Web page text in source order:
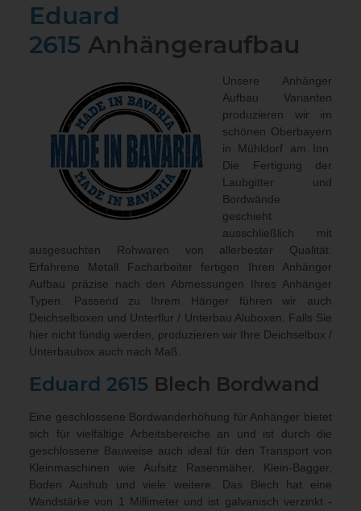
Eduard
2615 Anhängeraufbau
Unsere Anhänger
Aufbau Varianten
produzieren wir im
schönen Oberbayern
in Mühldorf am Inn.
Die Fertigung der
Laubgitter und
Bordwände
geschieht
ausschließlich mit
ausgesuchten Rohwaren von allerbester Qualität.
Erfahrene Metall Facharbeiter fertigen Ihren Anhänger
Aufbau präzise nach den Abmessungen Ihres Anhänger
Typen. Passend zu Ihrem Hänger führen wir auch
Deichselboxen und Unterflur / Unterbau Aluboxen . Falls Sie
hier nicht fündig werden, produzieren wir Ihre Deichselbox /
Unterbaubox auch nach Maß
Eduard 2615 Blech Bordwand
Eine geschlossene Bordwanderhöhung für Anhänger bietet
sich für vielfältige Arbeitsbereiche an und ist durch die
geschlossene Bauweise auch ideal für den Transport von
Kleinmaschinen wie Aufsitz Rasenmäher, Klein-Bagger,
Boden Aushub und viele weitere. Das Blech hat eine
Wandstärke von 1 Millimeter und ist galvanisch verzinkt -